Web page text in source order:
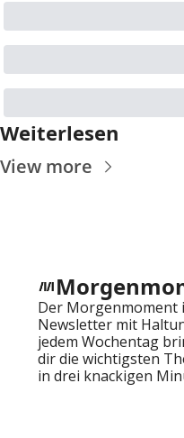
Weiterlesen
View more
Der Morgenmoment
Newsletter mit
jedem Wochentag
dir die wichtigsten
in drei knackigen